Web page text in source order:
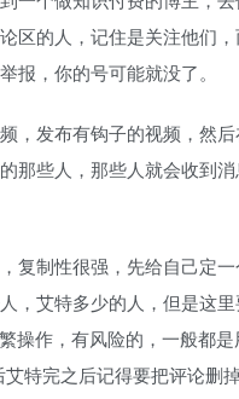
区的人，记住是关注他们
报，你的号可能就没了。
，发布有钩子的视频，然
那些人，那些人就会收到
复制性很强，先给自己定
，艾特多少的人，但是这
操作，有风险的，一般都
特完之后记得要把评论删